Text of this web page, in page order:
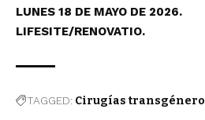
LUNES 18 DE MAYO DE 2026.
LIFESITE/RENOVATIO.
TAGGED: Cirugías transgénero